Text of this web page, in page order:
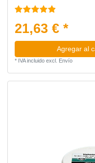
21,63 € *
Agregar al
* IVA incluidoexcl. Envío